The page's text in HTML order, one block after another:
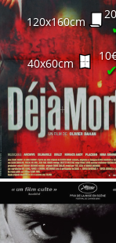
120x160cm
40x60cm